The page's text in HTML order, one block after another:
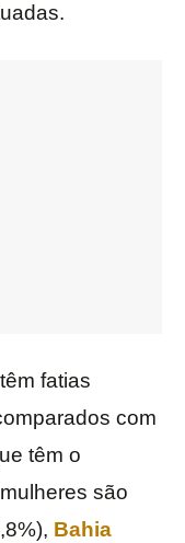
fatias
com
têm o
são
Bahia